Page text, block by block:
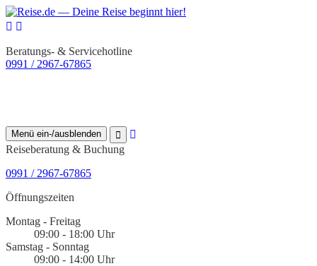
Beratungs- & Servicehotline
0991 / 2967-67865
Menü ein-/ausblenden
Reiseberatung & Buchung
0991 / 2967-67865
Öffnungszeiten
Montag - Freitag
09:00 - 18:00 Uhr
Samstag - Sonntag
09:00 - 14:00 Uhr